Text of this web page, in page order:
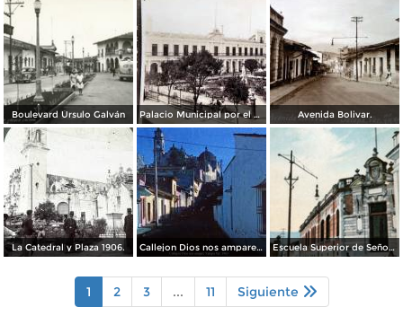
Boulevard Úrsulo Galván Palacio Municipal por el Fotógrafo Abel Briquet. Avenida Bolivar.
La Catedral y Plaza 1906. Callejon Dios nos ampare Xalapa Ver. 1963 Escuela Superior de Señoritas
1 2 3 ... 11 Siguiente